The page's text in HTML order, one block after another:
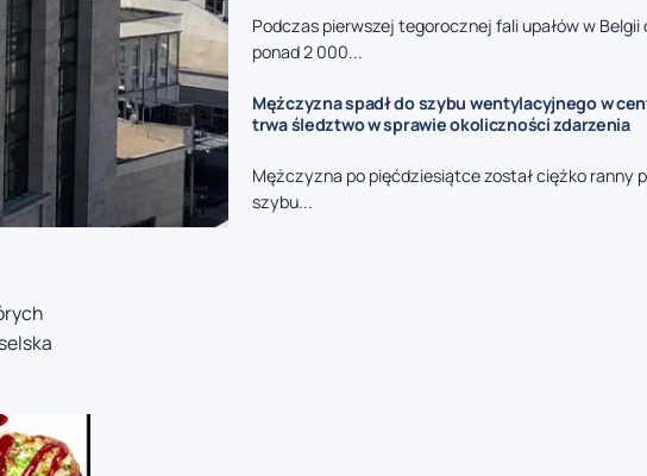
Podczas pierwszej tegorocznej fali upałów w
ponad 2 000...
Mężczyzna spadł do szybu wentylacyjnego w
trwa śledztwo w sprawie okoliczności zdarzenia
Mężczyzna po pięćdziesiątce został ciężko ranny
szybu...